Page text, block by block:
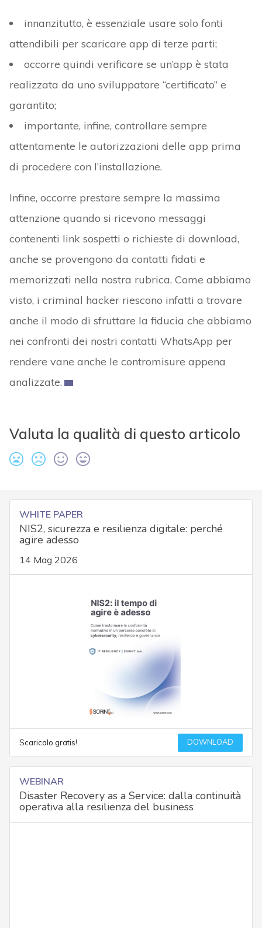
innanzitutto, è essenziale usare solo fonti
attendibili per scaricare app di terze parti;
occorre quindi verificare se un’app è stata
realizzata da uno sviluppatore “certificato” e
garantito;
importante, infine, controllare sempre
attentamente le autorizzazioni delle app prima
di procedere con l’installazione.
Infine, occorre prestare sempre la massima
attenzione quando si ricevono messaggi
contenenti link sospetti o richieste di download,
anche se provengono da contatti fidati e
memorizzati nella nostra rubrica. Come abbiamo
visto, i criminal hacker riescono infatti a trovare
anche il modo di sfruttare la fiducia che abbiamo
nei confronti dei nostri contatti WhatsApp per
rendere vane anche le contromisure appena
analizzate.
Valuta la qualità di questo articolo
WHITE PAPER
NIS2, sicurezza e resilienza digitale: perché
agire adesso
14 Mag 2026
Scaricalo gratis! DOWNLOAD
WEBINAR
Disaster Recovery as a Service: dalla continuità
operativa alla resilienza del business